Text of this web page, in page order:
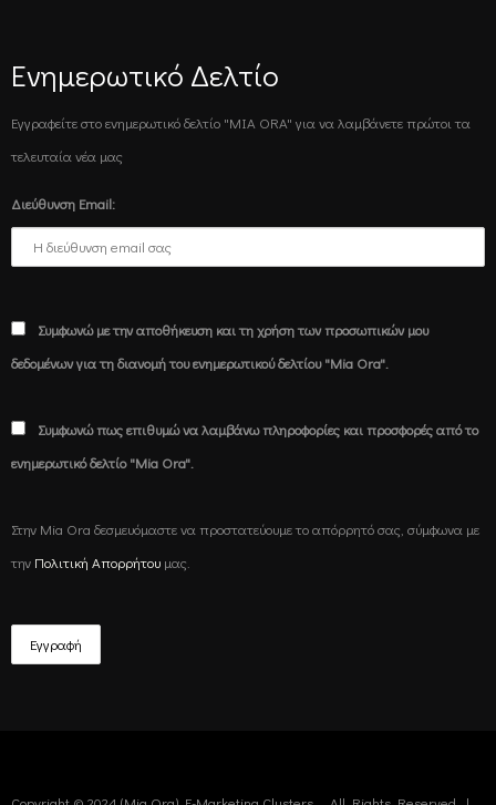
Ενημερωτικό Δελτίο
Εγγραφείτε στο ενημερωτικό δελτίο "MIA ORA" για να λαμβάνετε πρώτοι τα
τελευταία νέα μας
Διεύθυνση Email:
Συμφωνώ με την αποθήκευση και τη χρήση των προσωπικών μου
δεδομένων για τη διανομή του ενημερωτικού δελτίου "Mia Ora".
Συμφωνώ πως επιθυμώ να λαμβάνω πληροφορίες και προσφορές από το
ενημερωτικό δελτίο "Mia Ora".
Στην Mia Ora δεσμευόμαστε να προστατεύουμε το απόρρητό σας, σύμφωνα με
την Πολιτική Απορρήτου μας.